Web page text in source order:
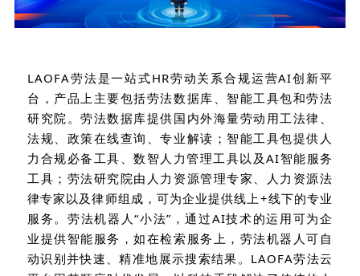
LAOFA劳法是一站式HR劳动关系合规运营AI创新平
台，产品上主要包括劳法数据库、智能工具包和劳法
研究院。劳法数据库提供国内外海量劳动用工法律、
法规、政策在线查询、专业解读；智能工具包提供人
力合规必备工具、数智人力管理工具以及AI智能服务
工具；劳法研究院由人力资源管理专家、人力资源法
律专家以及律师组成，可为企业提供线上+线下的专业
服务。劳法机器人“小法”，通过AI技术的运用可为企
业提供智能服务，如在检索服务上，劳法机器人可自
动识别并快速、精准地展示搜索结果。LAOFA劳法云